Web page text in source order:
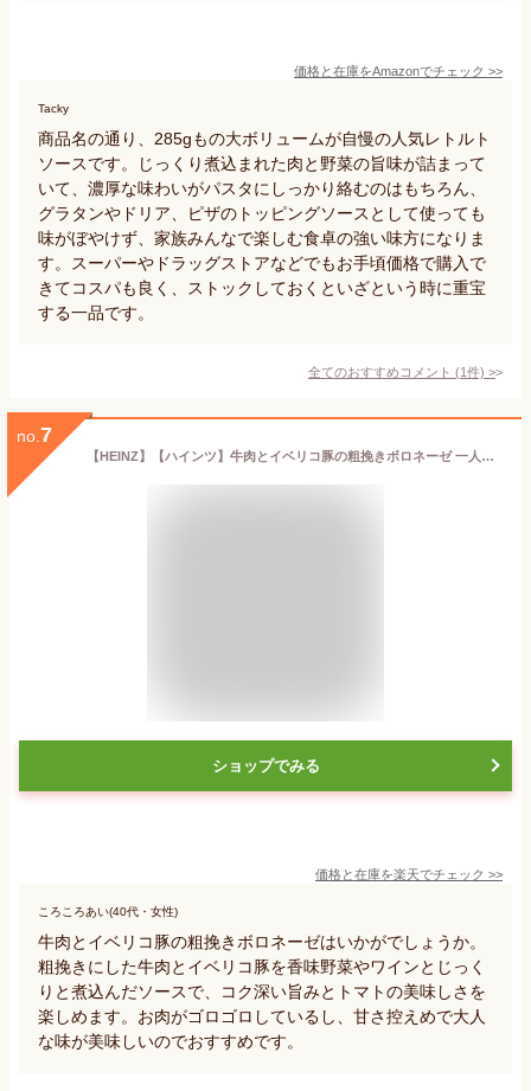
価格と在庫をAmazonでチェック >>
Tacky
商品名の通り、285gもの大ボリュームが自慢の人気レトルト
ソースです。じっくり煮込まれた肉と野菜の旨味が詰まって
いて、濃厚な味わいがパスタにしっかり絡むのはもちろん、
グラタンやドリア、ピザのトッピングソースとして使っても
味がぼやけず、家族みんなで楽しむ食卓の強い味方になりま
す。スーパーやドラッグストアなどでもお手頃価格で購入で
きてコスパも良く、ストックしておくといざという時に重宝
する一品です。
全てのおすすめコメント (1件) >
no. 7
【HEINZ】【ハインツ】牛肉とイベリコ豚の粗挽きボロネーゼ 一人前（130g）×8袋【大人むけのパスタ】【ヘインツ】トマトケチャップでお馴染みのヘインツより【コストコ通販】＃8
ショップでみる
価格と在庫を楽天でチェック >>
ころころあい(40代・女性)
牛肉とイベリコ豚の粗挽きボロネーゼはいかがでしょうか。
粗挽きにした牛肉とイベリコ豚を香味野菜やワインとじっく
りと煮込んだソースで、コク深い旨みとトマトの美味しさを
楽しめます。お肉がゴロゴロしているし、甘さ控えめで大人
な味が美味しいのでおすすめです。